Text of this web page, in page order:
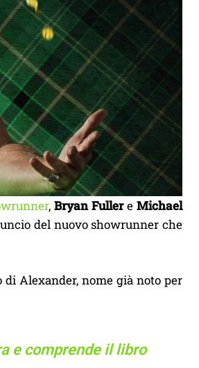
,Bryan Fullere Michael
del nuovo showrunner che
Alexander, nome già noto per
e comprende il libro